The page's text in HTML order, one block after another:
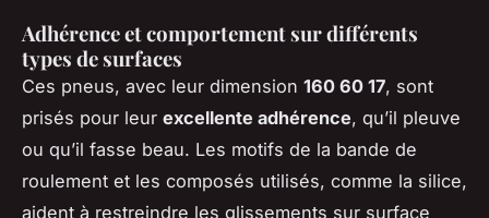
Adhérence et comportement sur différents
types de surfaces
Ces pneus, avec leur dimension 160 60 17, sont
prisés pour leur excellente adhérence, qu’il pleuve
ou qu’il fasse beau. Les motifs de la bande de
roulement et les composés utilisés, comme la silice,
aident à restreindre les glissements sur surface